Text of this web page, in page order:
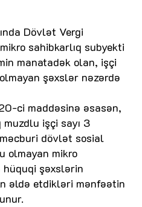
Dövlət Vergi
sahibkarlıq subyekti
manatadək olan, işçi
şəxslər nəzərdə
ci maddəsinə əsasən,
işçi sayı 3
dövlət sosial
olmayan mikro
hüquqi şəxslərin
əldə etdikləri mənfəətin